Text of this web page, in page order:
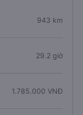
943 km
29.2 giờ
1.785.000 VNĐ